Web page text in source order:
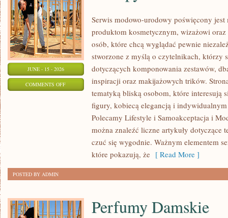
JUNE - 15 - 2026
COMMENTS OFFON
Serwis modowo-urodowy poświęcony
produktom kosmetycznym, wizażowi
osób, które chcą wyglądać pewnie
stworzone z myślą o czytelnikach, którzy
dotyczących komponowania zestawów,
inspiracji oraz makijażowych trików.
tematyką bliską osobom, które interesują
figury, kobiecą elegancją i
Polecamy Lifestyle i Samoakceptacja i
można znaleźć liczne artykuły dotyczące
czuć się wygodnie. Ważnym elementem
które pokazują, że [ Read More ]
POSTED BY ADMIN
Perfumy Damskie